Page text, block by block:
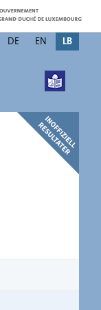
DE EN LB